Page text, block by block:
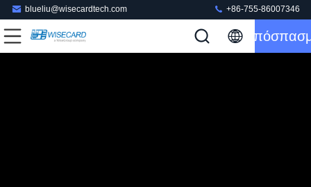
blueliu@wisecardtech.com +86-755-86007346